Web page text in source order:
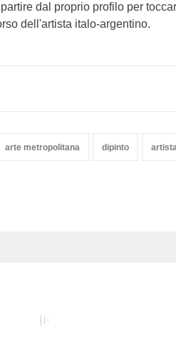
dal proprio profilo per
dell'artista italo-argentino.
arte metropolitana dipinto